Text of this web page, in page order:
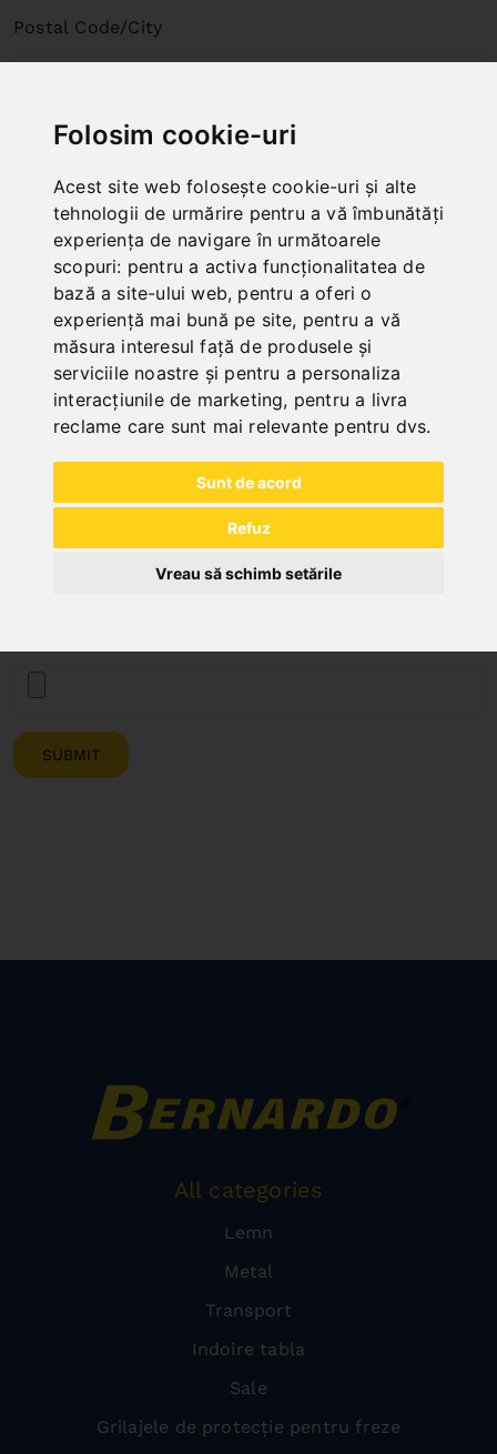
Folosim cookie-uri
Acest site web folosește cookie-uri și alte
tehnologii de urmărire pentru a vă îmbunătăți
experiența de navigare în următoarele
scopuri: pentru a activa funcționalitatea de
bază a site-ului web, pentru a oferi o
experiență mai bună pe site, pentru a vă
măsura interesul față de produsele și
serviciile noastre și pentru a personaliza
interacțiunile de marketing, pentru a livra
reclame care sunt mai relevante pentru dvs.
Sunt de acord
Refuz
Vreau să schimb setările
Postal Code/City
Street Number
Full Name
Customer Type
Subject
Message
All categories
Lemn
Metal
Transport
Indoire tabla
Sale
Grilajele de protecție pentru freze